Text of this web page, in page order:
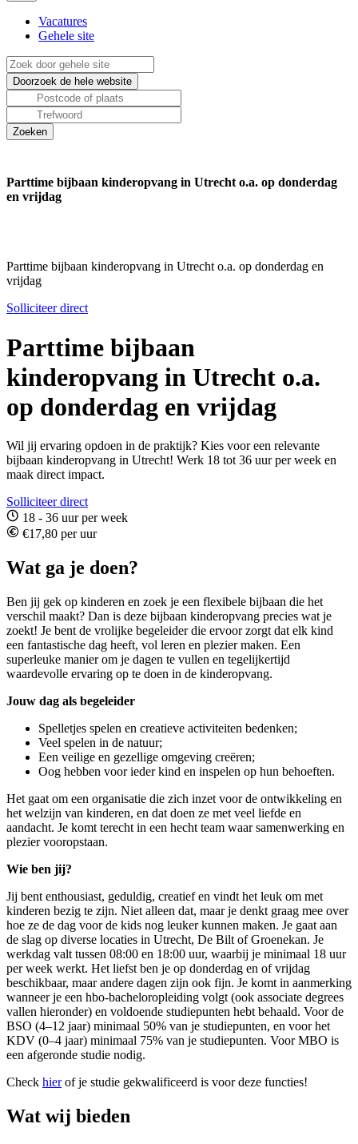
Vacatures
Gehele site
Parttime bijbaan kinderopvang in Utrecht o.a. op donderdag
en vrijdag
Parttime bijbaan kinderopvang in Utrecht o.a. op donderdag en
vrijdag
Solliciteer direct
Parttime bijbaan
kinderopvang in Utrecht o.a.
op donderdag en vrijdag
Wil jij ervaring opdoen in de praktijk? Kies voor een relevante
bijbaan kinderopvang in Utrecht! Werk 18 tot 36 uur per week en
maak direct impact.
Solliciteer direct
18 - 36 uur per week
€17,80 per uur
Wat ga je doen?
Ben jij gek op kinderen en zoek je een flexibele bijbaan die het
verschil maakt? Dan is deze bijbaan kinderopvang precies wat je
zoekt! Je bent de vrolijke begeleider die ervoor zorgt dat elk kind
een fantastische dag heeft, vol leren en plezier maken. Een
superleuke manier om je dagen te vullen en tegelijkertijd
waardevolle ervaring op te doen in de kinderopvang.
Jouw dag als begeleider
Spelletjes spelen en creatieve activiteiten bedenken;
Veel spelen in de natuur;
Een veilige en gezellige omgeving creëren;
Oog hebben voor ieder kind en inspelen op hun behoeften.
Het gaat om een organisatie die zich inzet voor de ontwikkeling en
het welzijn van kinderen, en dat doen ze met veel liefde en
aandacht. Je komt terecht in een hecht team waar samenwerking en
plezier vooropstaan.
Wie ben jij?
Jij bent enthousiast, geduldig, creatief en vindt het leuk om met
kinderen bezig te zijn. Niet alleen dat, maar je denkt graag mee over
hoe ze de dag voor de kids nog leuker kunnen maken. Je gaat aan
de slag op diverse locaties in Utrecht, De Bilt of Groenekan. Je
werkdag valt tussen 08:00 en 18:00 uur, waarbij je minimaal 18 uur
per week werkt. Het liefst ben je op donderdag en of vrijdag
beschikbaar, maar andere dagen zijn ook fijn. Je komt in aanmerking
wanneer je een hbo-bacheloropleiding volgt (ook associate degrees
vallen hieronder) en voldoende studiepunten hebt behaald. Voor de
BSO (4–12 jaar) minimaal 50% van je studiepunten, en voor het
KDV (0–4 jaar) minimaal 75% van je studiepunten. Voor MBO is
een afgeronde studie nodig.
Check hierof je studie gekwalificeerd is voor deze functies!
Wat wij bieden